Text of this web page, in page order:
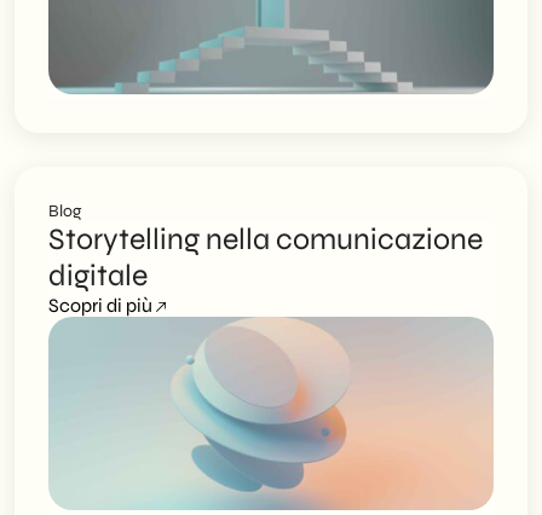
Blog
Storytelling nella comunicazione
digitale
Scopri di più